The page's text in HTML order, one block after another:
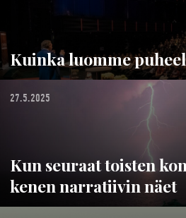
Kuinka luomme
27.5.2025
Kun seuraat toisten
kenen narratiivin näet